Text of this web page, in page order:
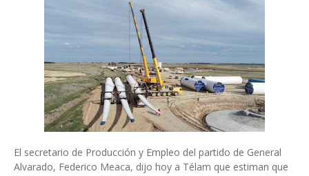
El secretario de Producción y Empleo del partido de General
Alvarado, Federico Meaca, dijo hoy a Télam que estiman que